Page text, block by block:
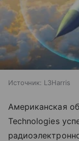
Источник: L3Harris
Американская
Technologies